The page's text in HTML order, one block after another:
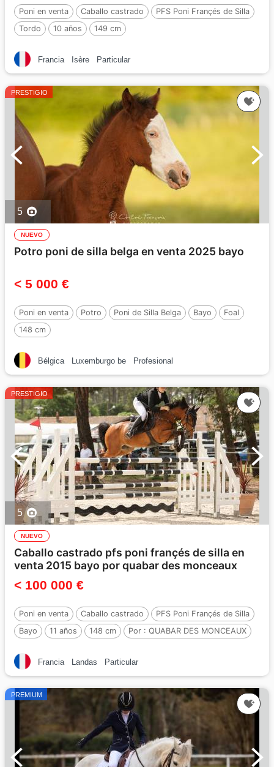
Poni en venta Caballo castrado
PFS Poni Françés de Silla
Tordo
10 años 149 cm
Francia Isère Particular
PRESTIGIO
5
NUEVO
Potro poni de silla belga en venta 2025 bayo
< 5 000 €
Poni en venta Potro Poni de Silla Belga Bayo
Foal
148 cm
Bélgica Luxemburgo be Profesional
PRESTIGIO
5
NUEVO
Caballo castrado pfs poni françés de silla en
venta 2015 bayo por quabar des monceaux
< 100 000 €
Poni en venta Caballo castrado
PFS Poni Françés de Silla
Bayo
11 años 148 cm Por : QUABAR DES MONCEAUX
Francia Landas Particular
PREMIUM